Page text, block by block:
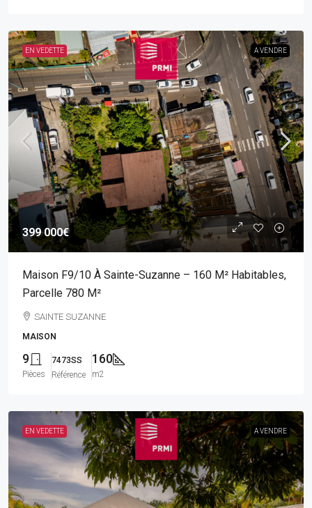
EN VEDETTE A VENDRE
399 000€
Maison F9/10 À Sainte-Suzanne – 160 M² Habitables,
Parcelle 780 M²
SAINTE SUZANNE
MAISON
9
Pièces
7473SS
Référence
160
m2
EN VEDETTE A VENDRE